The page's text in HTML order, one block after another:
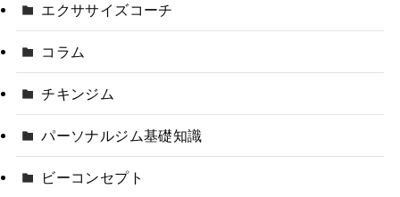
エクササイズコーチ
コラム
チキンジム
パーソナルジム基礎知識
ビーコンセプト